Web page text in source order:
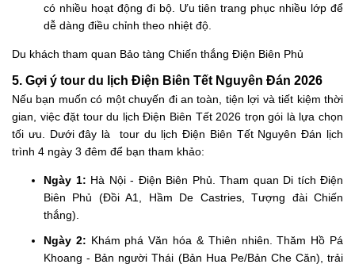
có nhiều hoạt động đi bộ. Ưu tiên trang phục nhiều lớp để
dễ dàng điều chỉnh theo nhiệt độ.
Du khách tham quan Bảo tàng Chiến thắng Điện Biên Phủ
5. Gợi ý tour du lịch Điện Biên Tết Nguyên Đán 2026
Nếu bạn muốn có một chuyến đi an toàn, tiện lợi và tiết kiệm thời
gian, việc đặt tour du lịch Điện Biên Tết 2026 trọn gói là lựa chọn
tối ưu. Dưới đây là tour du lịch Điện Biên Tết Nguyên Đán lịch
trình 4 ngày 3 đêm để bạn tham khảo:
Ngày 1: Hà Nội - Điện Biên Phủ. Tham quan Di tích Điện
Biên Phủ (Đồi A1, Hầm De Castries, Tượng đài Chiến
thắng).
Ngày 2: Khám phá Văn hóa & Thiên nhiên. Thăm Hồ Pá
Khoang - Bản người Thái (Bản Hua Pe/Bản Che Căn), trải